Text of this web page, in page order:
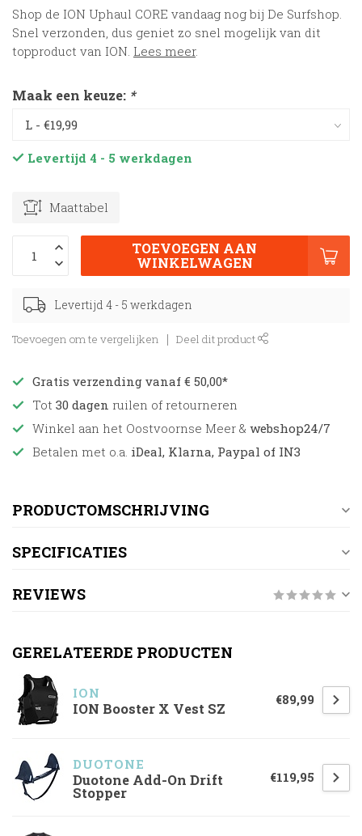
Shop de ION Uphaul CORE vandaag nog bij De Surfshop.
Snel verzonden, dus geniet zo snel mogelijk van dit
topproduct van ION. Lees meer.
Maak een keuze: *
Levertijd 4 - 5 werkdagen
Maattabel
TOEVOEGEN AAN
WINKELWAGEN
Levertijd 4 - 5 werkdagen
Toevoegen om te vergelijken Deel dit product
Gratis verzending vanaf € 50,00*
Tot 30 dagen ruilen of retourneren
Winkel aan het Oostvoornse Meer & webshop24/7
Betalen met o.a. iDeal, Klarna, Paypal of IN3
PRODUCTOMSCHRIJVING
SPECIFICATIES
REVIEWS
GERELATEERDE PRODUCTEN
ION
ION Booster X Vest SZ
€89,99
DUOTONE
Duotone Add-On Drift
Stopper
€119,95